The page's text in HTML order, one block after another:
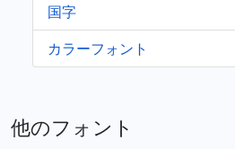
国字
カラーフォント
他のフォント